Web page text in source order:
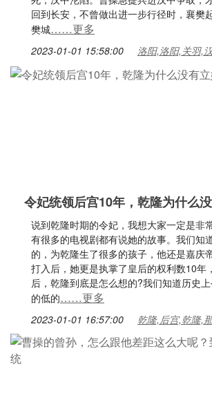
回到长安，不曾做出进一步行径时，襄樊
樊城……更多
2023-01-01 15:58:00 洛阳,洛阳,关羽,
令妃统领后宫10年，乾隆为什么
说到乾隆时期的令妃，我想大家一定是非
有很多的电视剧都有说她的故事。我们知
的，为乾隆生了很多的孩子，他还是嘉庆
打入后，她更是执掌了皇后的权利数10年
后，乾隆到底是怎么想的?我们知道历史
的低的……更多
2023-01-01 16:57:00 乾隆,后宫,乾隆,